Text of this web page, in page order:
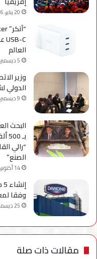
20 يناير، 2026
العالم
5 ديسمبر، 2024
وزير
الدولي
9 ديسمبر، 2018
البحث
“رالي
الصنع”
14 أكتوبر، 2018
وفقا
25 ديسمبر، 2017
مقالات ذات صلة